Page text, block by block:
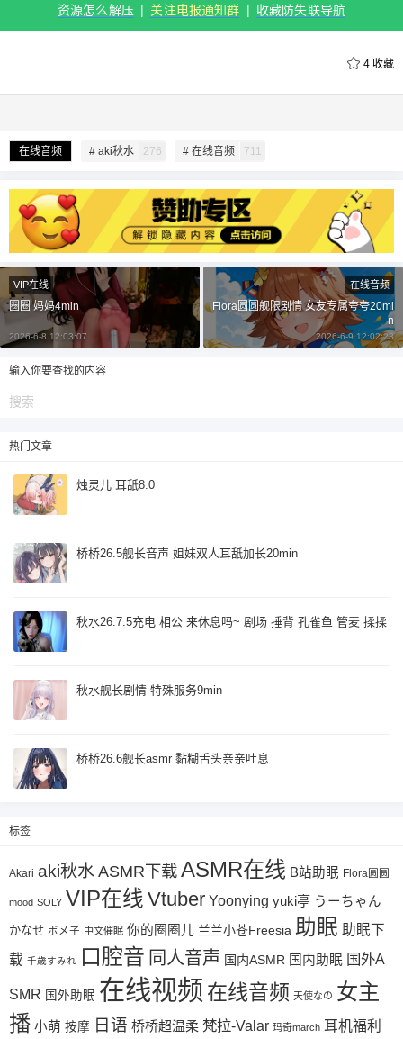
资源怎么解压 | 关注电报通知群 | 收藏防失联导航
4 收藏
在线音频 # aki秋水 276 # 在线音频 711
20 元 50 元 自定义
¥
VIP在线
圈圈 妈妈4min
2026-6-8 12:03:07
在线音频
Flora圆圆舰限剧情 女友专属夸夸20mi
n
2026-6-9 12:02:23
输入你要查找的内容
热门文章
烛灵儿 耳舐8.0
桥桥26.5舰长音声 姐妹双人耳舐加长20min
秋水26.7.5充电 相公 来休息吗~ 剧场 捶背 孔雀鱼 管麦 揉揉
秋水舰长剧情 特殊服务9min
桥桥26.6舰长asmr 黏糊舌头亲亲吐息
标签
Akari aki秋水ASMR下载ASMR在线 B站助眠 Flora圆圆
mood SOLY VIP在线 Vtuber Yoonying yuki亭 うーちゃん
かなせ ポメ子 中文催眠 你的圈圈儿 兰兰小苍Freesia 助眠 助眠下
载 千歳すみれ 口腔音 同人音声 国内ASMR 国内助眠 国外A
SMR 国外助眠 在线视频 在线音频 天使なの 女主
播 小萌 按摩 日语 桥桥超温柔 梵拉-Valar 玛奇march 耳机福利
您没有权限发布内容，请购买会员或者提升权
限。
6位以上
6位以上